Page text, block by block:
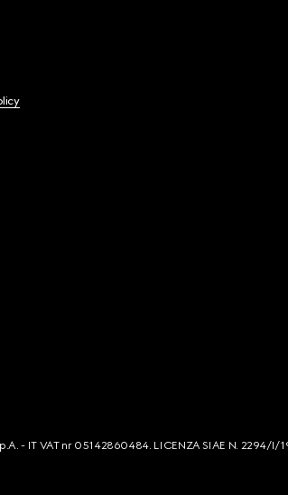
- IT VAT nr 05142860484. LICENZA SIAE N. 2294/I/